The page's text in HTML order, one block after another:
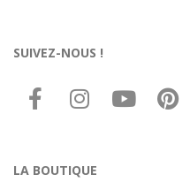
SUIVEZ-NOUS !
LA BOUTIQUE